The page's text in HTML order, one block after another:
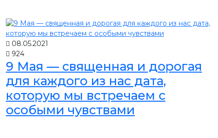
08.05.2021
924
9 Мая — священная и дорогая
для каждого из нас дата,
которую мы встречаем с
особыми чувствами